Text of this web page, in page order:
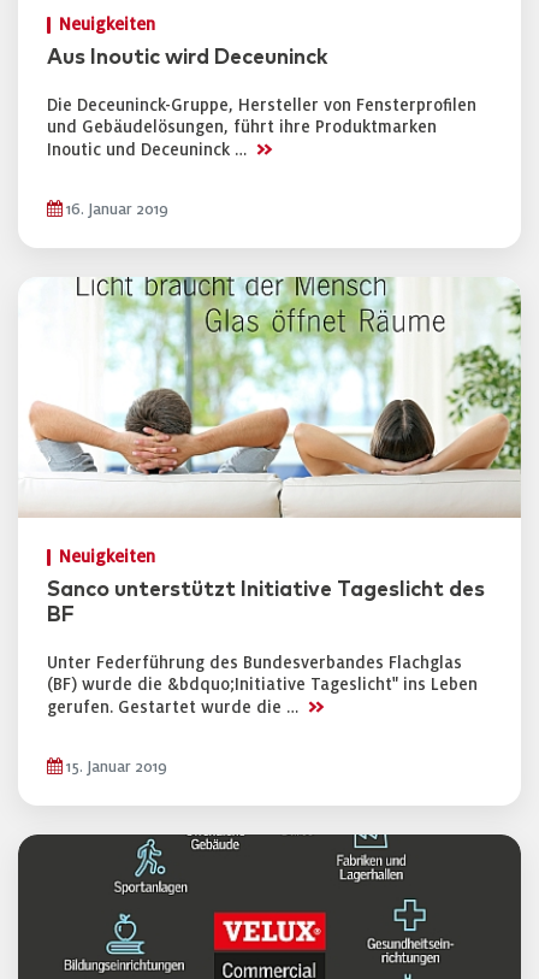
Neuigkeiten
Aus Inoutic wird Deceuninck
Die Deceuninck-Gruppe, Hersteller von Fensterprofilen
und Gebäudelösungen, führt ihre Produktmarken
Inoutic und Deceuninck … >>
16. Januar 2019
Neuigkeiten
Sanco unterstützt Initiative Tageslicht des
BF
Unter Federführung des Bundesverbandes Flachglas
(BF) wurde die &bdquo;Initiative Tageslicht" ins Leben
gerufen. Gestartet wurde die … >>
15. Januar 2019